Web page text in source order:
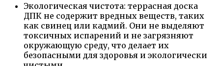
Экологическая чистота: террасная доска
ДПК не содержит вредных веществ, таких
как свинец или кадмий. Они не выделяют
токсичных испарений и не загрязняют
окружающую среду, что делает их
безопасными для здоровья и экологически